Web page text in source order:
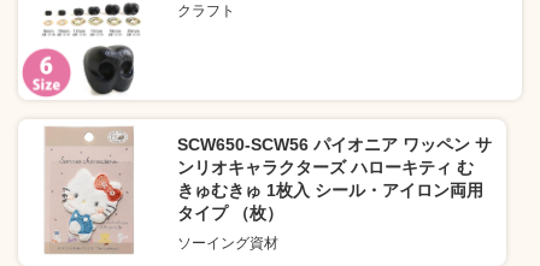
クラフト
SCW650-SCW56 パイオニア ワッペン サ
ンリオキャラクターズ ハローキティ む
きゅむきゅ 1枚入 シール・アイロン両用
タイプ （枚）
ソーイング資材